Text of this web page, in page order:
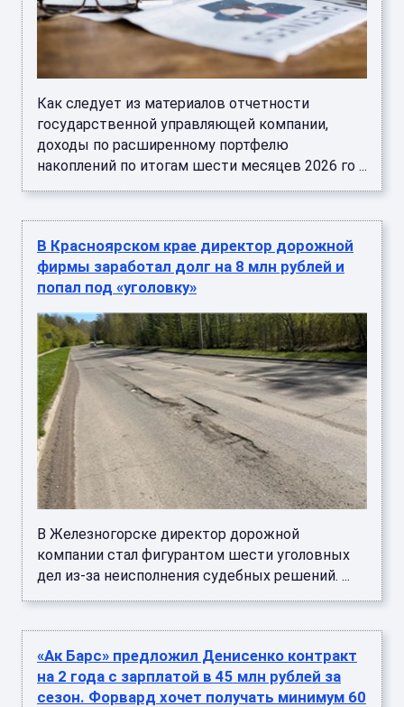
Как следует из материалов отчетности
государственной управляющей компании,
доходы по расширенному портфелю
накоплений по итогам шести месяцев 2026 го ...
В Красноярском крае директор дорожной
фирмы заработал долг на 8 млн рублей и
попал под «уголовку»
В Железногорске директор дорожной
компании стал фигурантом шести уголовных
дел из-за неисполнения судебных решений. ...
«Ак Барс» предложил Денисенко контракт
на 2 года с зарплатой в 45 млн рублей за
сезон. Форвард хочет получать минимум 60